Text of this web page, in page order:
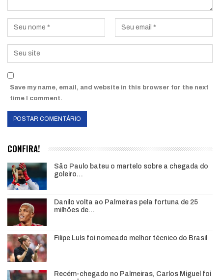
Save my name, email, and website in this browser for the next
time I comment.
CONFIRA!
São Paulo bateu o martelo sobre a chegada do
goleiro…
Danilo volta ao Palmeiras pela fortuna de 25
milhões de…
Filipe Luís foi nomeado melhor técnico do Brasil
Recém-chegado no Palmeiras, Carlos Miguel foi